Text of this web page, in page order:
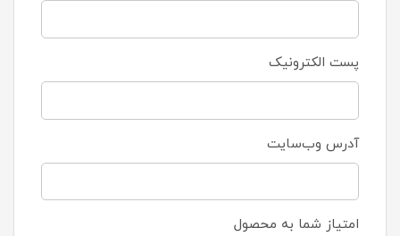
پست الکترونیک
آدرس وب‌سایت
امتیاز شما به محصول